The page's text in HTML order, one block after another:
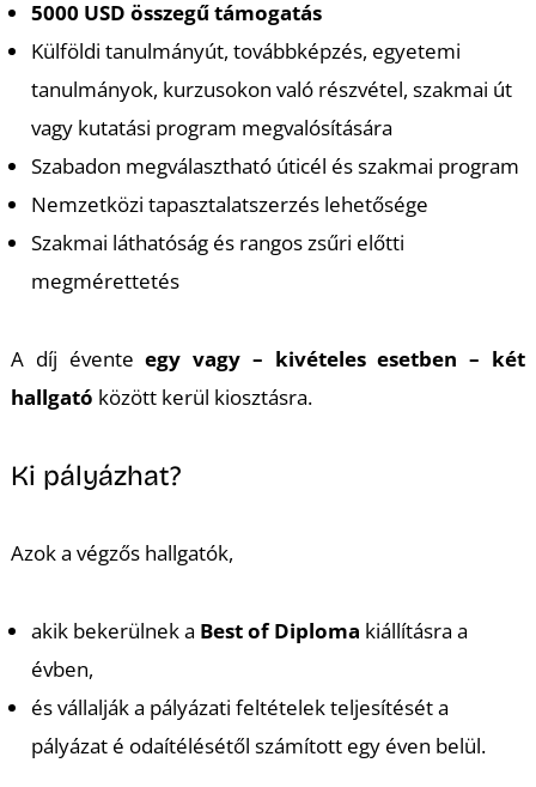
5000 USD összegű támogatás
Külföldi tanulmányút, továbbképzés, egyetemi
tanulmányok, kurzusokon való részvétel, szakmai út
vagy kutatási program megvalósítására
Szabadon megválasztható úticél és szakmai program
Nemzetközi tapasztalatszerzés lehetősége
Szakmai láthatóság és rangos zsűri előtti
megmérettetés
A díj éventeegy vagy – kivételes esetben – két
hallgató között kerül kiosztásra.
Ki pályázhat?
Azok a végzős hallgatók,
akik bekerülnek a Best of Diploma kiállításra a
évben,
és vállalják a pályázati feltételek teljesítését a
pályázat é odaítélésétől számított egy éven belül.